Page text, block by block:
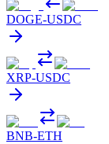
DOGE-USDC
XRP-USDC
BNB-ETH